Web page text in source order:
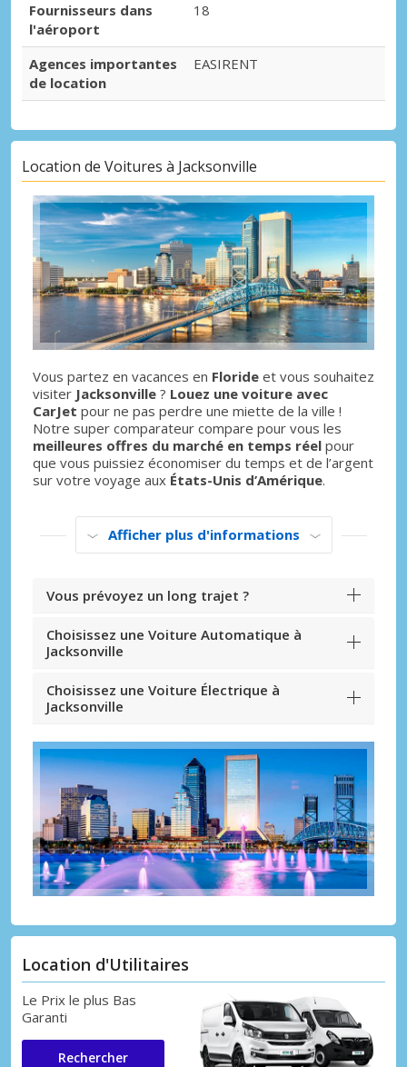
Fournisseurs dans
l'aéroport
18
Agences importantes
de location
EASIRENT
Location de Voitures à Jacksonville
Vous partez en vacances en Floride et vous souhaitez
visiter Jacksonville ? Louez une voiture avec
CarJet pour ne pas perdre une miette de la ville !
Notre super comparateur compare pour vous les
meilleures offres du marché en temps réel pour
que vous puissiez économiser du temps et de l’argent
sur votre voyage aux États-Unis d’Amérique.
Afficher plus d'informations
Vous prévoyez un long trajet ?
Choisissez une Voiture Automatique à
Jacksonville
Choisissez une Voiture Électrique à
Jacksonville
Location d'Utilitaires
Le Prix le plus Bas
Garanti
Rechercher